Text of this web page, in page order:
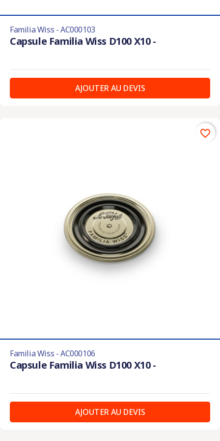
Familia Wiss - AC000103
Capsule Familia Wiss D100 X10 -
AJOUTER AU DEVIS
Familia Wiss - AC000106
Capsule Familia Wiss D100 X10 -
AJOUTER AU DEVIS
favorite_border